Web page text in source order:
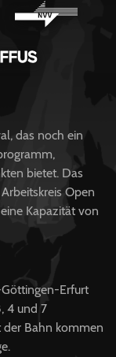
das noch ein
bietet. Das
Open
Kapazität von
Erfurt
4 und 7
der Bahn kommen